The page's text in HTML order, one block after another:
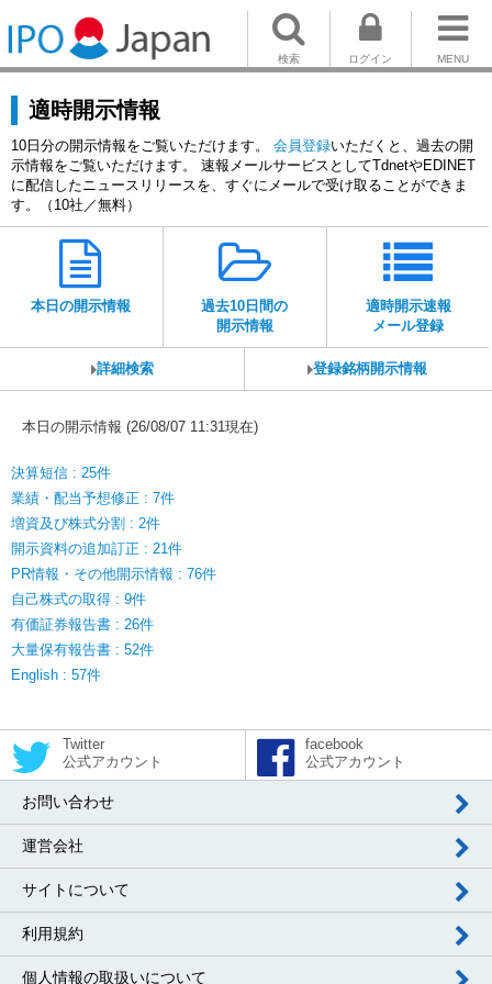
MENU
ログイン
検索
適時開示情報
10日分の開示情報をご覧いただけます。 会員登録いただくと、過去の開
示情報をご覧いただけます。 速報メールサービスとしてTdnetやEDINET
に配信したニュースリリースを、すぐにメールで受け取ることができま
す。（10社／無料）
本日の開示情報
過去10日間の
開示情報
適時開示速報
メール登録
詳細検索 登録銘柄開示情報
本日の開示情報 (26/08/07 11:31現在)
決算短信 : 25件
業績・配当予想修正 : 7件
増資及び株式分割 : 2件
開示資料の追加訂正 : 21件
PR情報・その他開示情報 : 76件
自己株式の取得 : 9件
有価証券報告書 : 26件
大量保有報告書 : 52件
English : 57件
Twitter
公式アカウント
facebook
公式アカウント
お問い合わせ
運営会社
サイトについて
利用規約
個人情報の取扱いについて